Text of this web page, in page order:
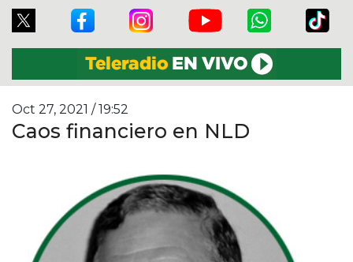
Oct 27, 2021 / 19:52
Caos financiero en NLD